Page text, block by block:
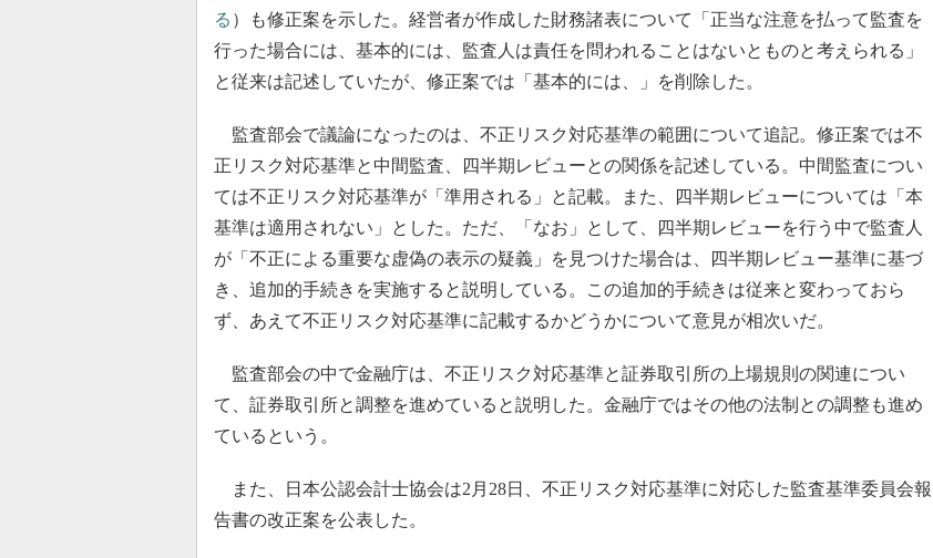
る ）も修正案を示した。経営者が作成した財務諸表について「正当な注意を払って監査を
行った場合には、基本的には、監査人は責任を問われることはないとものと考えられる」
と従来は記述していたが、修正案では「基本的には、」を削除した。
監査部会で議論になったのは、不正リスク対応基準の範囲について追記。修正案では不
正リスク対応基準と中間監査、四半期レビューとの関係を記述している。中間監査につい
ては不正リスク対応基準が「準用される」と記載。また、四半期レビューについては「本
基準は適用されない」とした。ただ、「なお」として、四半期レビューを行う中で監査人
が「不正による重要な虚偽の表示の疑義」を見つけた場合は、四半期レビュー基準に基づ
き、追加的手続きを実施すると説明している。この追加的手続きは従来と変わっておら
ず、あえて不正リスク対応基準に記載するかどうかについて意見が相次いだ。
監査部会の中で金融庁は、不正リスク対応基準と証券取引所の上場規則の関連につい
て、証券取引所と調整を進めていると説明した。金融庁ではその他の法制との調整も進め
ているという。
また、日本公認会計士協会は2月28日、不正リスク対応基準に対応した監査基準委員会報
告書の改正案を公表した。